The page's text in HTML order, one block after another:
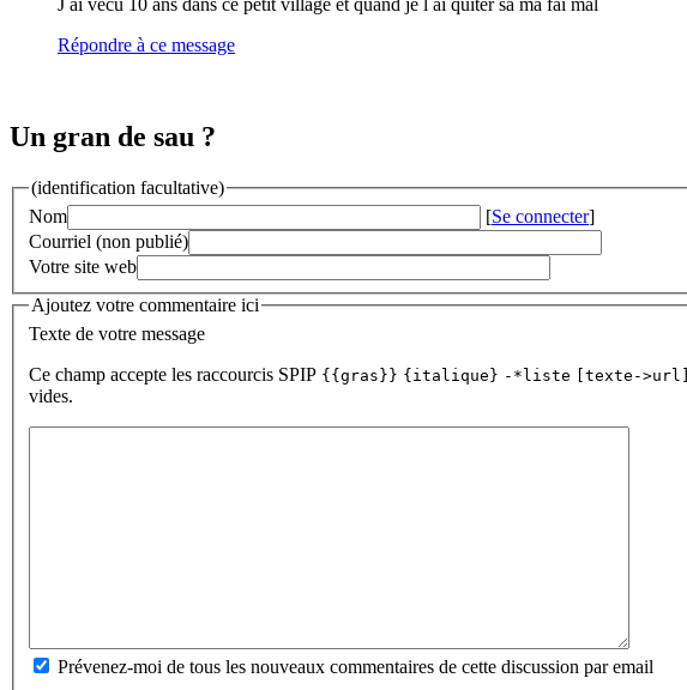
Répondre à ce message
Un gran de sau ?
(identification facultative)
Nom
[Se connecter]
Courriel (non publié)
Votre site web
Ajoutez votre commentaire ici
Texte de votre message
Ce champ accepte les raccourcis SPIP {{gras}} {italique} -*liste [texte->url]
vides.
Prévenez-moi de tous les nouveaux commentaires de cette discussion par email